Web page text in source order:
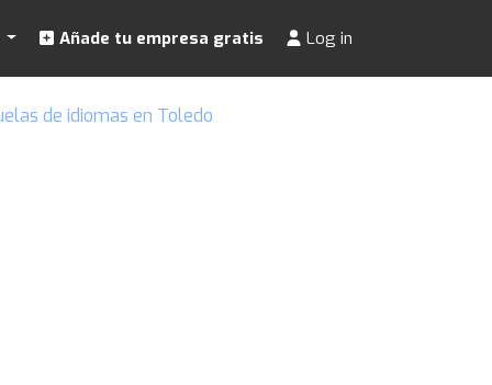
Añade tu empresa gratis Log in
de idiomas en Toledo